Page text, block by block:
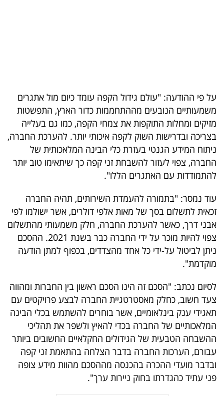
הכלכלי
פודקאסט
40
UNDER
40
שיתופי
פעולה
דרושים
ניוזלטרים
מייל
אדום
על פי ההודעה: "עולם גידול הקפה עומד כיום מול אתגרים
משמעותיים הנובעים מההתחממות כדור הארץ, התפשטות
מזיקים ומחלות התוקפות את צמחי הקפה, כמו גם בעלייה
בצריכה ובדרישות השוק לקפה איכותי יותר. להערכת החברה,
ניתוח המידע הגנטי בעזרת כלי הבינה המלאכותית של
החברה, צפוי לעזור להשבחת זני קפה כך שיתאימו טוב יותר
להתמודדות עם האתגרים הללו".
עוד נמסר: "בתמורה להעמדת השירותים, תהיה החברה
זכאית לתשלום בסך של מאות אלפי דולרים, אשר ישולמו לפי
אבני דרך, כאשר להערכת החברה, חלק משמעותי מהתשלום
צפוי להיות מוכר על ידי החברה כבר בשנת 2021. ההסכם
ניתן לביטול על-ידי כל אחד מהצדדים, בכפוף למתן הודעה
מוקדמת".
לסיום נכתב: "הסכם זה הינו הסכם ראשון בין החברות ומהווה
צעד חשוב, כחלק מאסטרטגיית החברה לבצע פרויקטים עם
תאגידי ענק בינלאומיים, אשר בוחרים להשתמש בכלי הבינה
המלאכותיים של החברה בכדי להאיץ ולשפר את תהליכי
ההשבחה הטבעית של הגידולים החקלאיים החשובים ביותר
עבורם, הערכות החברה בדבר הצלחה בהתאמת זני קפה
ובדבר מועדי ההכרה בהכנסה מההסכם מהוות מידע צופה
פני עתיד כהגדרתו בחוק ניירות ערך".